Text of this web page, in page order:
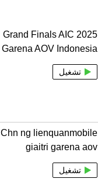
Grand Finals AIC 2025
Garena AOV Indonesia
تشغيل
Chn ng lienquanmobile
giaitri garena aov
تشغيل